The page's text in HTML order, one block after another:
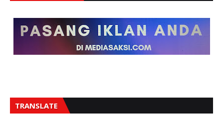
TRANSLATE